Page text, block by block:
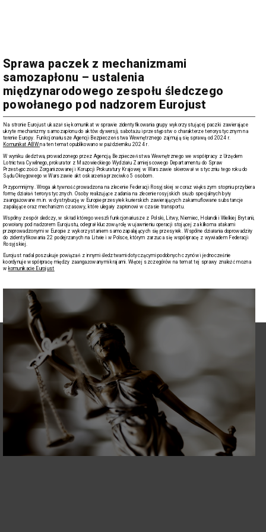
Sprawa paczek z mechanizmami
samozapłonu – ustalenia
międzynarodowego zespołu śledczego
powołanego pod nadzorem Eurojust
Na stronie Eurojust ukazał się komunikat w sprawie zidentyfikowania grupy wykorzystującej paczki zawierające
ukryte mechanizmy samozapłonu do aktów dywersji, sabotażu i przestępstw o charakterze terrorystycznym na
terenie Europy. Funkcjonariusze Agencji Bezpieczeństwa Wewnętrznego zajmują się sprawą od 2024 r.
Komunikat ABWna ten temat opublikowano w październiku 2024 r.
W wyniku śledztwa, prowadzonego przez Agencją Bezpieczeństwa Wewnętrznego we współpracy z Urzędem
Lotnictwa Cywilnego, prokurator z Mazowieckiego Wydziału Zamiejscowego Departamentu do Spraw
Przestępczości Zorganizowanej i Korupcji Prokuratury Krajowej w Warszawie skierował w styczniu tego roku do
Sądu Okręgowego w Warszawie akt oskarżenia przeciwko 5 osobom.
Przypomnijmy. Wroga aktywność prowadzona na zlecenie Federacji Rosyjskiej w coraz większym stopniu przybiera
formę działań terrorystycznych. Osoby realizujące zadania na zlecenie rosyjskich służb specjalnych były
zaangażowane m.in. w dystrybucję w Europie przesyłek kurierskich zawierających zakamuflowane substancje
zapalające oraz mechanizm czasowy, które ulegały zapłonowi w czasie transportu.
Wspólny zespół śledczy, w skład którego weszli funkcjonariusze z Polski, Litwy, Niemiec, Holandii i Wielkiej Brytanii,
powołany pod nadzorem Eurojustu, odegrał kluczową rolę w ujawnieniu operacji stojącej za kilkoma atakami
przeprowadzonymi w Europie z wykorzystaniem samozapalających się przesyłek. Wspólne działania doprowadziły
do zidentyfikowania 22 podejrzanych na Litwie i w Polsce, którym zarzuca się współpracę z wywiadem Federacji
Rosyjskiej.
Eurojust nadal poszukuje powiązań z innymi śledztwami dotyczącymi podobnych czynów i jednocześnie
koordynuje współpracę między zaangażowanymi krajami. Więcej szczegółów na temat tej sprawy znaleźć można
w komunikacie Eurojust